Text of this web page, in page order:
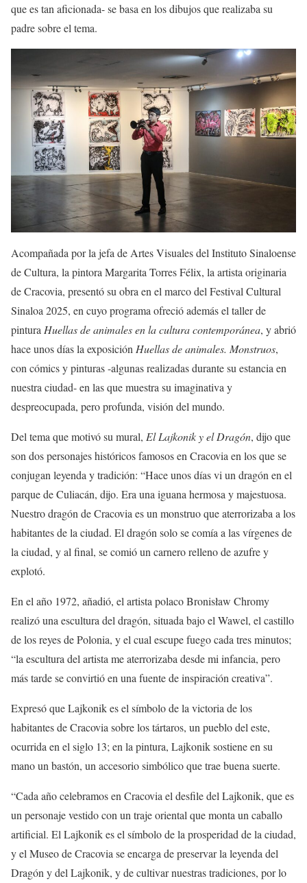
que es tan aficionada- se basa en los dibujos que realizaba su
padre sobre el tema.
Acompañada por la jefa de Artes Visuales del Instituto Sinaloense
de Cultura, la pintora Margarita Torres Félix, la artista originaria
de Cracovia, presentó su obra en el marco del Festival Cultural
Sinaloa 2025, en cuyo programa ofreció además el taller de
pintura Huellas de animales en la cultura contemporánea, y abrió
hace unos días la exposición Huellas de animales. Monstruos,
con cómics y pinturas -algunas realizadas durante su estancia en
nuestra ciudad- en las que muestra su imaginativa y
despreocupada, pero profunda, visión del mundo.
Del tema que motivó su mural, El Lajkonik y el Dragón, dijo que
son dos personajes históricos famosos en Cracovia en los que se
conjugan leyenda y tradición: “Hace unos días vi un dragón en el
parque de Culiacán, dijo. Era una iguana hermosa y majestuosa.
Nuestro dragón de Cracovia es un monstruo que aterrorizaba a los
habitantes de la ciudad. El dragón solo se comía a las vírgenes de
la ciudad, y al final, se comió un carnero relleno de azufre y
explotó.
En el año 1972, añadió, el artista polaco Bronisław Chromy
realizó una escultura del dragón, situada bajo el Wawel, el castillo
de los reyes de Polonia, y el cual escupe fuego cada tres minutos;
“la escultura del artista me aterrorizaba desde mi infancia, pero
más tarde se convirtió en una fuente de inspiración creativa”.
Expresó que Lajkonik es el símbolo de la victoria de los
habitantes de Cracovia sobre los tártaros, un pueblo del este,
ocurrida en el siglo 13; en la pintura, Lajkonik sostiene en su
mano un bastón, un accesorio simbólico que trae buena suerte.
“Cada año celebramos en Cracovia el desfile del Lajkonik, que es
un personaje vestido con un traje oriental que monta un caballo
artificial. El Lajkonik es el símbolo de la prosperidad de la ciudad,
y el Museo de Cracovia se encarga de preservar la leyenda del
Dragón y del Lajkonik, y de cultivar nuestras tradiciones, por lo